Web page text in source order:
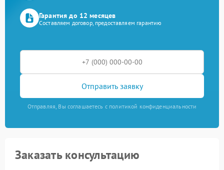
Гарантия до 12 месяцев
Составляем договор, предоставляем гарантию
Отправить заявку
Отправляя, Вы соглашаетесь с политикой конфиденциальности
Заказать консультацию